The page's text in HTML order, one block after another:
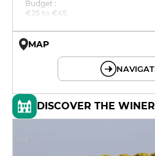
Budget :
€25 to €45
MAP
DISCOVER THE